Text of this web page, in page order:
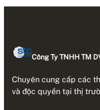
Công Ty TNHH TM
Chuyên cung cấp các
và độc quyền tại thị